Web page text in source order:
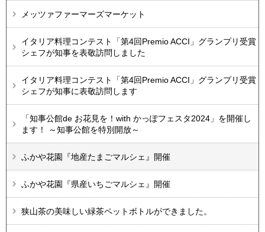
メッツァファーマーズマーケット
イタリア料理コンテスト「第4回Premio ACCI」グランプリ受賞
シェフが知事を表敬訪問しました
イタリア料理コンテスト「第4回Premio ACCI」グランプリ受賞
シェフが知事に表敬訪問します
「知事公館de お花見を！with かっぽフェスタ2024」を開催し
ます！ ～知事公館を特別開放～
ふかや花園『地産たまごマルシェ』開催
ふかや花園『県産いちごマルシェ』開催
狭山茶の美味しい緑茶ペットボトルができました。